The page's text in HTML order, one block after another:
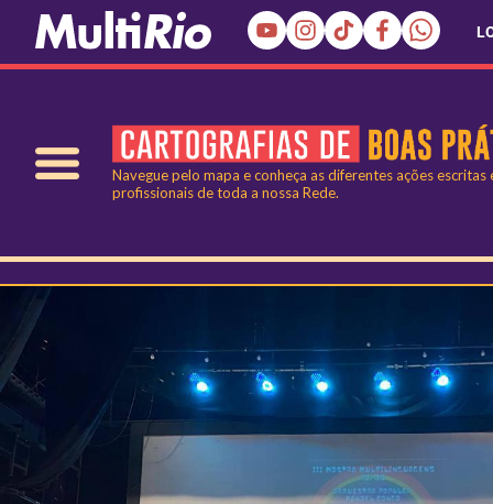
Navegue pelo mapa e conheça as diferentes ações
profissionais de toda a nossa Rede.